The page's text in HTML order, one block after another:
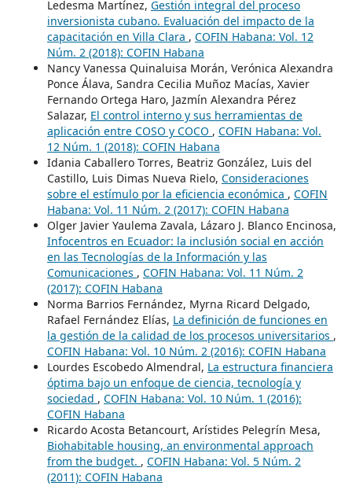
Ledesma Martínez, Gestión integral del proceso
inversionista cubano. Evaluación del impacto de la
capacitación en Villa Clara , COFIN Habana: Vol. 12
Núm. 2 (2018): COFIN Habana
Nancy Vanessa Quinaluisa Morán, Verónica Alexandra
Ponce Álava, Sandra Cecilia Muñoz Macías, Xavier
Fernando Ortega Haro, Jazmín Alexandra Pérez
Salazar, El control interno y sus herramientas de
aplicación entre COSO y COCO , COFIN Habana: Vol.
12 Núm. 1 (2018): COFIN Habana
Idania Caballero Torres, Beatriz González, Luis del
Castillo, Luis Dimas Nueva Rielo, Consideraciones
sobre el estímulo por la eficiencia económica , COFIN
Habana: Vol. 11 Núm. 2 (2017): COFIN Habana
Olger Javier Yaulema Zavala, Lázaro J. Blanco Encinosa,
Infocentros en Ecuador: la inclusión social en acción
en las Tecnologías de la Información y las
Comunicaciones , COFIN Habana: Vol. 11 Núm. 2
(2017): COFIN Habana
Norma Barrios Fernández, Myrna Ricard Delgado,
Rafael Fernández Elías, La definición de funciones en
la gestión de la calidad de los procesos universitarios ,
COFIN Habana: Vol. 10 Núm. 2 (2016): COFIN Habana
Lourdes Escobedo Almendral, La estructura financiera
óptima bajo un enfoque de ciencia, tecnología y
sociedad , COFIN Habana: Vol. 10 Núm. 1 (2016):
COFIN Habana
Ricardo Acosta Betancourt, Arístides Pelegrín Mesa,
Biohabitable housing, an environmental approach
from the budget. , COFIN Habana: Vol. 5 Núm. 2
(2011): COFIN Habana